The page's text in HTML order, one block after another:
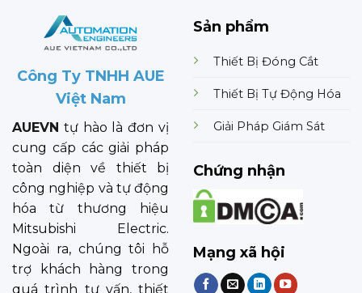
Công Ty TNHH AUE
Việt Nam
AUEVN tự hào là đơn vị
cung cấp các giải pháp
toàn diện về thiết bị
công nghiệp và tự động
hóa từ thương hiệu
Mitsubishi Electric.
Ngoài ra, chúng tôi hỗ
trợ khách hàng trong
quá trình tư vấn, thiết
Sản phẩm
Thiết Bị Đóng Cắt
Thiết Bị Tự Động Hóa
Giải Pháp Giám Sát
Chứng nhận
Mạng xã hội